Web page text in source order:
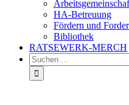
HA-Betreuung
Fördern und
Bibliothek
RATSEWERK-MERCH